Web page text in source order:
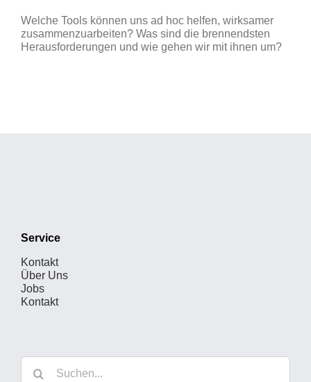
Welche Tools können uns ad hoc helfen, wirksamer
zusammenzuarbeiten? Was sind die brennendsten
Herausforderungen und wie gehen wir mit ihnen um?
Service
Kontakt
Über Uns
Jobs
Kontakt
Suche
nach: